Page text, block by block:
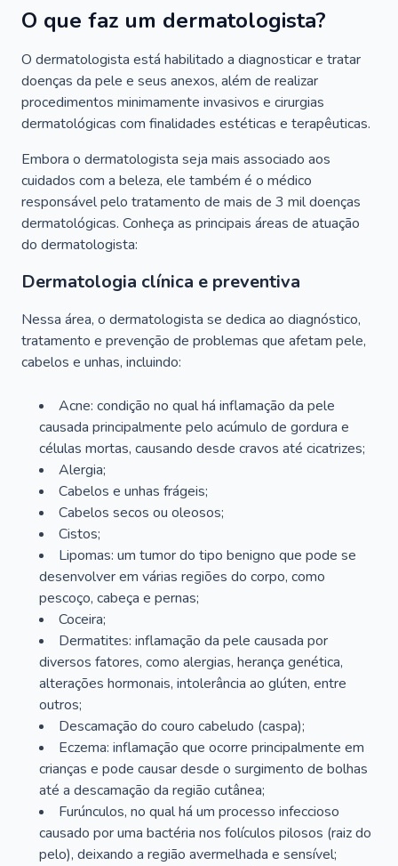
O que faz um dermatologista?
O dermatologista está habilitado a diagnosticar e tratar
doenças da pele e seus anexos, além de realizar
procedimentos minimamente invasivos e cirurgias
dermatológicas com finalidades estéticas e terapêuticas.
Embora o dermatologista seja mais associado aos
cuidados com a beleza, ele também é o médico
responsável pelo tratamento de mais de 3 mil doenças
dermatológicas. Conheça as principais áreas de atuação
do dermatologista:
Dermatologia clínica e preventiva
Nessa área, o dermatologista se dedica ao diagnóstico,
tratamento e prevenção de problemas que afetam pele,
cabelos e unhas, incluindo:
Acne: condição no qual há inflamação da pele
causada principalmente pelo acúmulo de gordura e
células mortas, causando desde cravos até cicatrizes;
Alergia;
Cabelos e unhas frágeis;
Cabelos secos ou oleosos;
Cistos;
Lipomas: um tumor do tipo benigno que pode se
desenvolver em várias regiões do corpo, como
pescoço, cabeça e pernas;
Coceira;
Dermatites: inflamação da pele causada por
diversos fatores, como alergias, herança genética,
alterações hormonais, intolerância ao glúten, entre
outros;
Descamação do couro cabeludo (caspa);
Eczema: inflamação que ocorre principalmente em
crianças e pode causar desde o surgimento de bolhas
até a descamação da região cutânea;
Furúnculos, no qual há um processo infeccioso
causado por uma bactéria nos folículos pilosos (raiz do
pelo), deixando a região avermelhada e sensível;